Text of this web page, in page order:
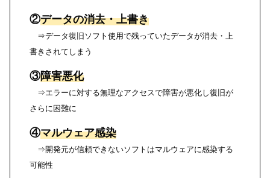
②データの消去・上書き
⇒データ復旧ソフト使用で残っていたデータが消去・上
書きされてしまう
③障害悪化
⇒エラーに対する無理なアクセスで障害が悪化し復旧が
さらに困難に
④マルウェア感染
⇒開発元が信頼できないソフトはマルウェアに感染する
可能性